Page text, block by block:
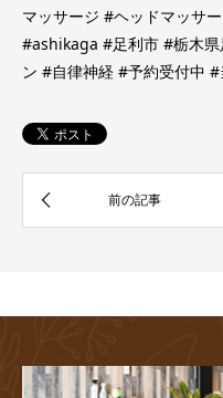
マッサージ #ヘッドマッサ
#ashikaga #足利市 #栃木
ン #自律神経 #予約受付中